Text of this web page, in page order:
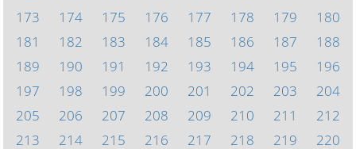
173
174 175 176 177 178 179
180
181
182 183 184 185 186 187
188
189
190 191 192 193 194 195
196
197
198 199 200 201 202 203
204
205
206 207 208 209 210 211
212
213
214 215 216 217 218 219
220